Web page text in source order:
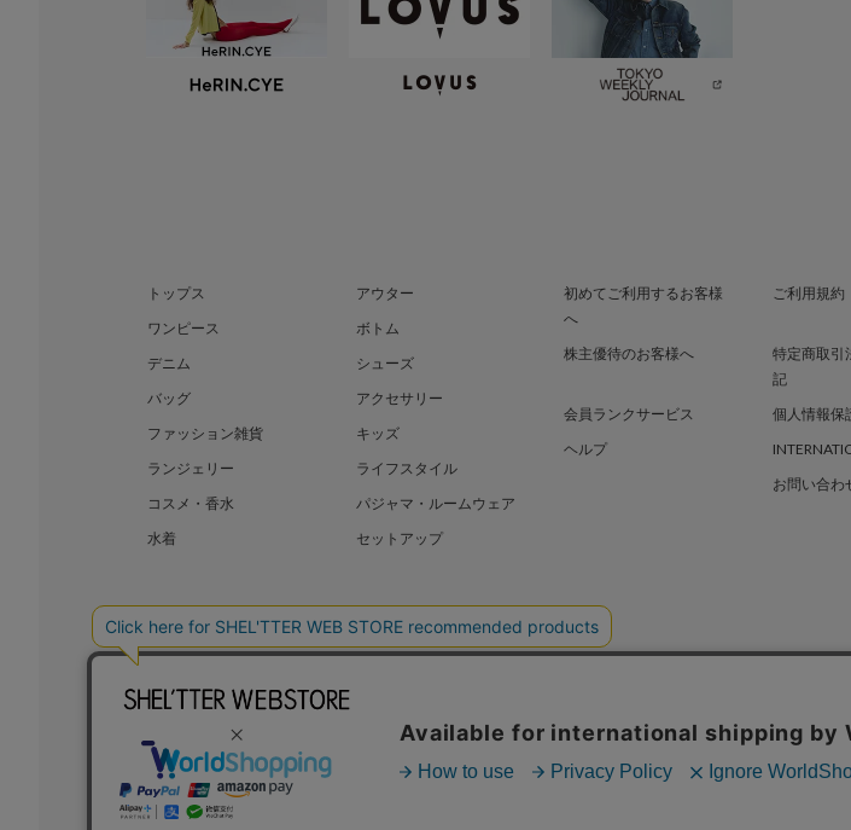
トップス
アウター
ワンピース
ボトム
デニム
シューズ
バッグ
アクセサリー
ファッション雑貨
キッズ
ランジェリー
ライフスタイル
コスメ・香水
パジャマ・ルームウェア
水着
セットアップ
初めてご利用するお客様
へ
ご利用規約
株主優待のお客様へ
特定商取引
記
会員ランクサービス
個人情報保
ヘルプ
お問い合わ
BAROQUE JAPAN LIMITED SHEL’TTER GREEN
COPYRIGHT © BAROQUE JAPAN LIMITED ALL RIGHTS RESERVED.